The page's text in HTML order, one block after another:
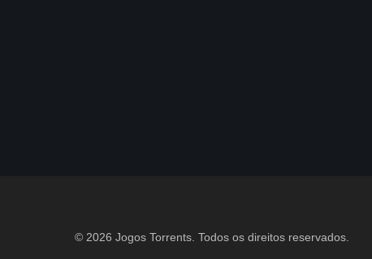
© 2026 Jogos Torrents. Todos os direitos reservados.